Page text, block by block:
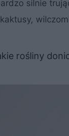
silnie
rośliny